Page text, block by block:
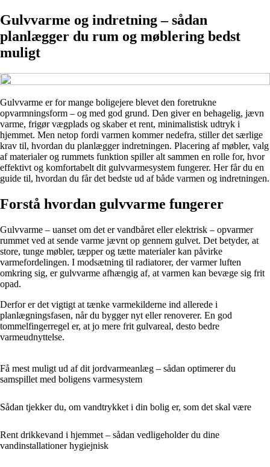
Gulvvarme og indretning – sådan
planlægger du rum og møblering bedst
muligt
Gulvvarme er for mange boligejere blevet den foretrukne
opvarmningsform – og med god grund. Den giver en behagelig, jævn
varme, frigør vægplads og skaber et rent, minimalistisk udtryk i
hjemmet. Men netop fordi varmen kommer nedefra, stiller det særlige
krav til, hvordan du planlægger indretningen. Placering af møbler, valg
af materialer og rummets funktion spiller alt sammen en rolle for, hvor
effektivt og komfortabelt dit gulvvarmesystem fungerer. Her får du en
guide til, hvordan du får det bedste ud af både varmen og indretningen.
Forstå hvordan gulvvarme fungerer
Gulvvarme – uanset om det er vandbåret eller elektrisk – opvarmer
rummet ved at sende varme jævnt op gennem gulvet. Det betyder, at
store, tunge møbler, tæpper og tætte materialer kan påvirke
varmefordelingen. I modsætning til radiatorer, der varmer luften
omkring sig, er gulvvarme afhængig af, at varmen kan bevæge sig frit
opad.
Derfor er det vigtigt at tænke varmekilderne ind allerede i
planlægningsfasen, når du bygger nyt eller renoverer. En god
tommelfingerregel er, at jo mere frit gulvareal, desto bedre
varmeudnyttelse.
Få mest muligt ud af dit jordvarmeanlæg – sådan optimerer du
samspillet med boligens varmesystem
Sådan tjekker du, om vandtrykket i din bolig er, som det skal være
Rent drikkevand i hjemmet – sådan vedligeholder du dine
vandinstallationer hygiejnisk